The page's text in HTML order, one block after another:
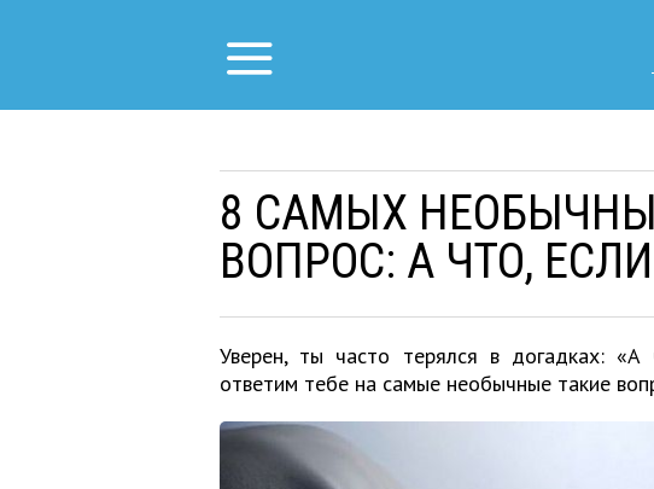
8 САМЫХ
ВОПРОС: А ЧТО,
Уверен, ты часто терялся в догадках:
ответим тебе на самые необычные такие